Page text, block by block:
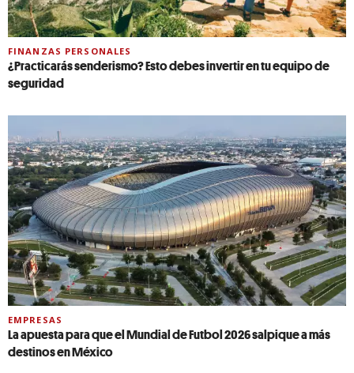
FINANZAS PERSONALES
¿Practicarás senderismo? Esto debes invertir en tu equipo de
seguridad
EMPRESAS
La apuesta para que el Mundial de Futbol 2026 salpique a más
destinos en México